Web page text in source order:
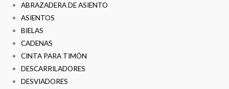
ABRAZADERA DE ASIENTO
ASIENTOS
BIELAS
CADENAS
CINTA PARA TIMÓN
DESCARRILADORES
DESVIADORES